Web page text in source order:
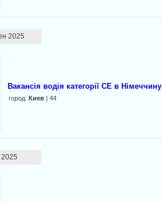
2025
Вакансія водія категорії CE в Німеччину
город: Киев| 44
2025